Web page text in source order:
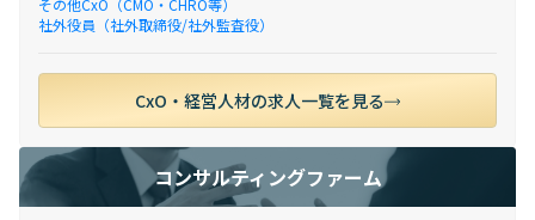
その他CxO（CMO・CHRO等）
社外役員（社外取締役/社外監査役）
CxO・経営人材の求人一覧を見る
コンサルティングファーム